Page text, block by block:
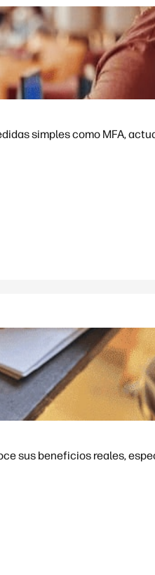
simples como MFA,
sus beneficios reales,